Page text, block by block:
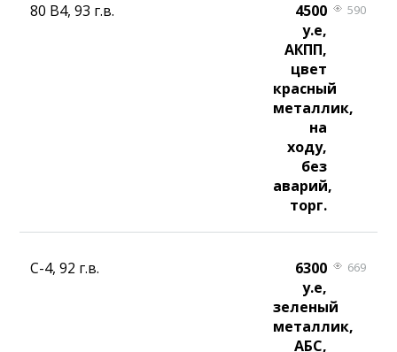
80 В4, 93 г.в.
4500
у.е,
АКПП,
цвет
красный
металлик,
на
ходу,
без
аварий,
торг.
590
С-4, 92 г.в.
6300
у.е,
зеленый
металлик,
АБС,
669